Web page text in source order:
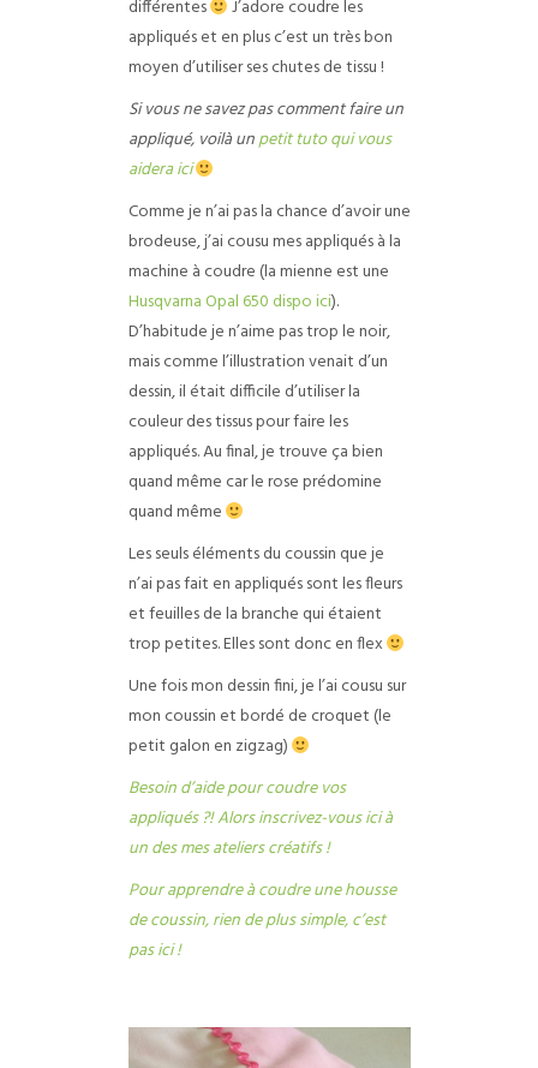
différentes
J’adore coudre les
appliqués et en plus c’est un très bon
moyen d’utiliser ses chutes de tissu !
Si vous ne savez pas comment faire un
appliqué, voilà unpetit tuto qui vous
aidera ici
Comme je n’ai pas la chance d’avoir une
brodeuse, j’ai cousu mes appliqués à la
machine à coudre (la mienne est une
Husqvarna Opal 650 dispo ici).
D’habitude je n’aime pas trop le noir,
mais comme l’illustration venait d’un
dessin, il était difficile d’utiliser la
couleur des tissus pour faire les
appliqués. Au final, je trouve ça bien
quand même car le rose prédomine
quand même
Les seuls éléments du coussin que je
n’ai pas fait en appliqués sont les fleurs
et feuilles de la branche qui étaient
trop petites. Elles sont donc en flex
Une fois mon dessin fini, je l’ai cousu sur
mon coussin et bordé de croquet (le
petit galon en zigzag)
Besoin d’aide pour coudre vos
appliqués ?! Alors inscrivez-vous ici à
un des mes ateliers créatifs !
Pour apprendre à coudre une housse
de coussin, rien de plus simple, c’est
pas ici !